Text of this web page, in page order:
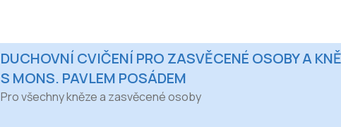
DUCHOVNÍ CVIČENÍ PRO ZASVĚCENÉ OSOBY A
S MONS. PAVLEM POSÁDEM
Pro všechny kněze a zasvěcené osoby